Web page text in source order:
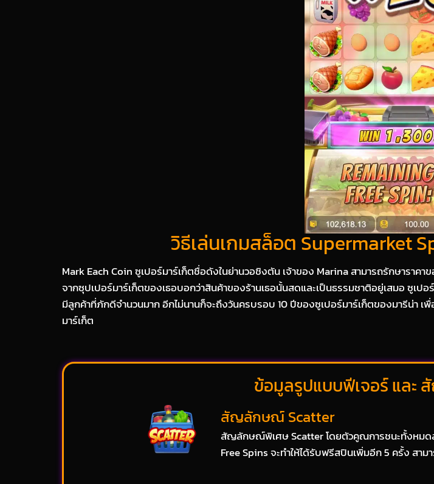
วิธีเล่นเกมสล็อต Supermarket
Mark Each Coin ซูเปอร์มาร์เก็ตชื่อดังในย่านวอชิงตัน เจ้าของ Marina สามารถรักษาราค
จากซุปเปอร์มาร์เก็ตของเธอบอกว่าสินค้าของร้านเธอนั้นสดและเป็นธรรมชาติอยู่เสมอ ซูเ
มีลูกค้าที่ภักดีจำนวนมาก อีกไม่นานก็จะถึงวันครบรอบ 10 ปีของซูเปอร์มาร์เก็ตของมารีน่า
มาร์เก็ต
ข้อมูลรูปแบบฟีเจอร์ แล
สัญลักษณ์ Scatter
สัญลักษณ์พิเศษ Scatter โดยตัวคูณการชนะทั้งหมด
Free Spins จะทำให้ได้รับฟรีสปินเพิ่มอีก 5 ครั้ง สา